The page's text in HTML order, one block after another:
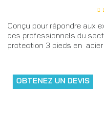
Conçu pour répondre aux
des professionnels du
protection 3 pieds en acier
OBTENEZ UN DEVIS